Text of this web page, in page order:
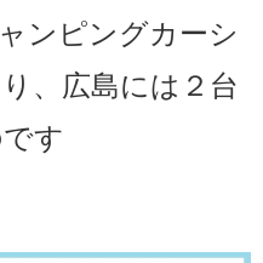
ンピングカーシ
、広島には２台
す